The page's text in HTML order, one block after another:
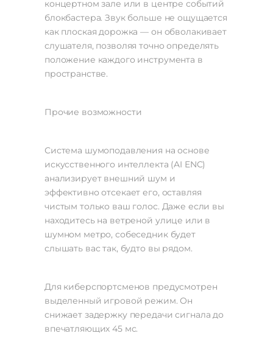
концертном зале или в центре событий
блокбастера. Звук больше не ощущается
как плоская дорожка — он обволакивает
слушателя, позволяя точно определять
положение каждого инструмента в
пространстве.
Прочие возможности
Система шумоподавления на основе
искусственного интеллекта (AI ENC)
анализирует внешний шум и
эффективно отсекает его, оставляя
чистым только ваш голос. Даже если вы
находитесь на ветреной улице или в
шумном метро, собеседник будет
слышать вас так, будто вы рядом.
Для киберспортсменов предусмотрен
выделенный игровой режим. Он
снижает задержку передачи сигнала до
впечатляющих 45 мс.